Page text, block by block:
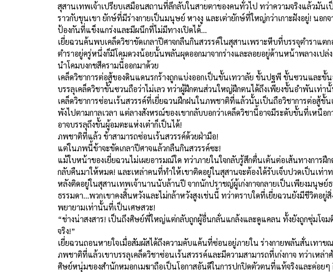
สุสานเทพเจ้าเปรียบเสมือนสถานที่ลึกลับในสายตาของคนทั่วไป ทว่าความจริงแล้วมั
ราวกับขุนเขา ยักษ์ที่มีร่างกายเป็นมนุษย์ หางงู และเต่ายักษ์ที่ใหญ่กว่าเกาะฝังอยู่! นอ
ป้องกันที่แข็งแกร่งและมีผนึกที่ไม่มีทางเปิดได้...
เยี่ยฉวนค้นพบเคล็ดวิชาขัดเกลาปีศาจกลืนกินสวรรค์ในสุสานเพราะหีบที่บรรจุตำราแ
ตำราอยู่ครู่หนึ่งก็มีโคมดวงน้อยนั้นพลันผุดออกมาจากร่างและลอยอยู่ด้านหน้าพลางเ
นำโคมบงกชสีครามนี้ออกมาด้วย
เคล็ดวิชาการต่อสู้ของดินแดนรกร้างถูกแบ่งออกเป็นขั้นเทวาลัย ขั้นปฐพี ขั้นซวนและ
บรรลุเคล็ดวิชาขั้นซวนถือว่าไม่เลว ทว่าผู้ฝึกตนส่วนใหญ่ฝึกตนได้ถึงเพียงขั้นอำพันเท่า
เคล็ดวิชาการซ่อนเร้นสวรรค์ที่เยี่ยฉวนฝึกฝนในภพชาติที่แล้วนั้นเป็นถือวิชาการต่อสู้ขั้น
พังไปตามกาลเวลา แต่ลางสังหรณ์ของเขากลับบอกว่าเคล็ดวิชานี้อาจมีระดับขั้นที่เหนือก
อาจบรรลุถึงขั้นผู้อมตะแห่งเต๋าก็เป็นได้!
ภพชาติที่แล้ว ข้าสามารถซ่อนเร้นสวรรค์ด้วยฝ่ามือ!
แต่ในภพนี้ข้าจะขัดเกลาปีศาจแล้วกลืนกินสวรรค์ซะ!
แม้ใบหน้าของเยี่ยฉวนไม่เผยอารมณ์ใด ทว่าภายในใจกลับรู้สึกตื่นเต้นต่อเส้นทางการ
กลับคืนมาให้หมด! และเหล่าคนที่ทำให้เขาติดอยู่ในสุสานจะต้องได้รับเจ็บปวดเป็นเท่า
หลังติดอยู่ในสุสานเทพเจ้านานนับล้านปี จากนักปราชญ์ผู้เก่งกาจกลายเป็นเพียงมนุษ
ธรรมดา...พวกเขาคงสิ้นหวังและไม่กล้าหวังสูงเช่นนี้ ทว่าตราบใดที่เยี่ยฉวนยังมีชีวิตอ
พยายามเท่านั้นที่เป็นเศษสวะ!
“ช่างน่าสงสาร! เป็นถึงศิษย์พี่ใหญ่แต่กลับถูกผู้อื่นกลั่นแกล้งและดูแคลน ทั้งยังถูกซุ่มโจม
จริง!”
เยี่ยฉวนถอนหายใจเมื่อสัมผัสได้ถึงความคับแค้นที่ซ่อนอยู่ภายใน ร่างกายพลันสั่นเทาข
ภพชาติที่แล้วเขาบรรลุเคล็ดวิชาซ่อนเร้นสวรรค์และมีความสามารถที่เก่งกาจ ทว่าเหล่
ศิษย์หนุ่มของสำนักหมอกเมฆาถือเป็นโอกาสอันดีในการปกปิดตัวตนที่แท้จริงและค่อยๆ